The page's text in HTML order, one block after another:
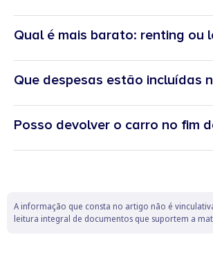
renting
Qual é mais barato: renting ou
O leasingtende a ter rendas mais baixas
serviços, oferecendo maior
Que despesas estão incluídas
Manutenção programada e corretiva
Assistência em viagem 24h
Em muitos casos, seguro automóvel e
Posso devolver o carro no fim
A informação que consta no artigo não é
leitura integral de documentos que suportem a